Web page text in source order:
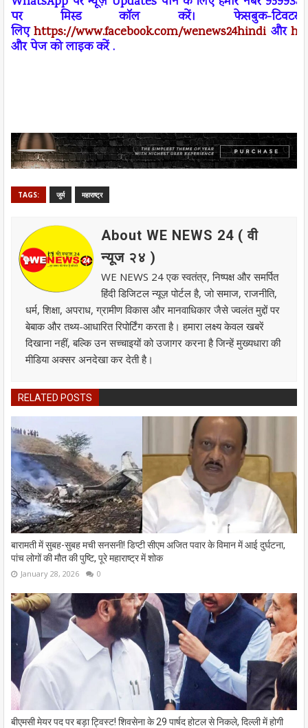
पर
मिस्ड कॉलकरें। फेसबुक-
लिए https://www.facebook.com/wenews24hindi और
और पेज को लाइक करें .
TAGS: जुर्म महाराष्ट्र
About WE NEWS 24 ( वी
न्यूज २४ )
WE NEWS 24 एक स्वतंत्र, निष्पक्ष और समर्पित
हिंदी डिजिटल न्यूज़ पोर्टल है, जो समाज, राजनीति,
धर्म, शिक्षा, अपराध, ग्रामीण विकास और मानवाधिकार जैसे ज्वलंत मुद्दों पर
बेबाक और तथ्य-आधारित रिपोर्टिंग करता है। हमारा लक्ष्य केवल खबरें
दिखाना नहीं, बल्कि उन सच्चाइयों को उजागर करना है जिन्हें मुख्यधारा की
मीडिया अक्सर अनदेखा कर देती है।
RELATED POSTS
बारामती में सुबह-सुबह मची सनसनी! डिप्टी सीएम अजित पवार के विमान में आई दुर्घटना,
पांच लोगों की मौत की पुष्टि, पूरे महाराष्ट्र में शोक
January 28, 2026 0
बीएमसी मेयर पद पर बड़ा ट्विस्ट! शिवसेना के 29 पार्षद होटल से निकले, दिल्ली में होगी